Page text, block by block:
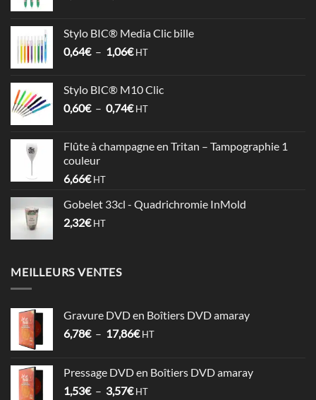
3,58€
à
Stylo BIC® Media Clic bille
0,64€ – 1,06€Plage
0,64€
à
HT
Stylo BIC® M10 Clic
0,60€ – 0,74€Plage
0,60€
HT
Flûte à champagne en Tritan – Tampographie 1
couleur
6,66€ HT
Gobelet 33cl - Quadrichromie InMold
2,32€ HT
MEILLEURS VENTES
Gravure DVD en Boîtiers DVD amaray
6,78€ – 17,86€Plage
6,78€
à
HT
Pressage DVD en Boîtiers DVD amaray
1,53€ – 3,57€Plage
HT